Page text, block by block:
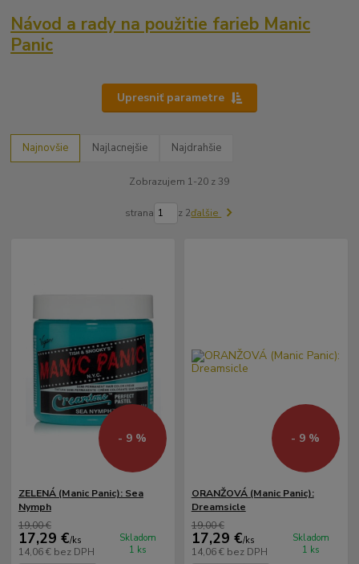
Návod a rady na použitie farieb Manic
Panic
Upresniť parametre
Najnovšie Najlacnejšie Najdrahšie
Zobrazujem 1-20 z 39
strana z 2ďalšie
- 9 %
ZELENÁ (Manic Panic): Sea
Nymph
19,00 €
17,29 €/ks
14,06 € bez DPH
Skladom
1 ks
- 9 %
ORANŽOVÁ (Manic Panic):
Dreamsicle
19,00 €
17,29 €/ks
14,06 € bez DPH
Skladom
1 ks